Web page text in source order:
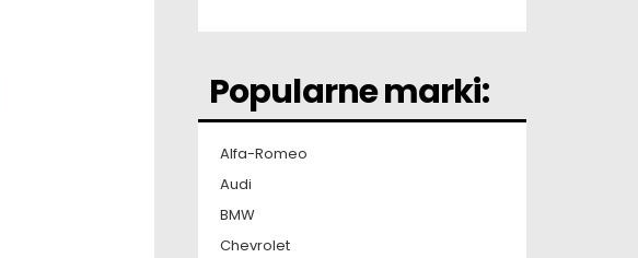
Popularne marki:
Alfa-Romeo
Audi
BMW
Chevrolet